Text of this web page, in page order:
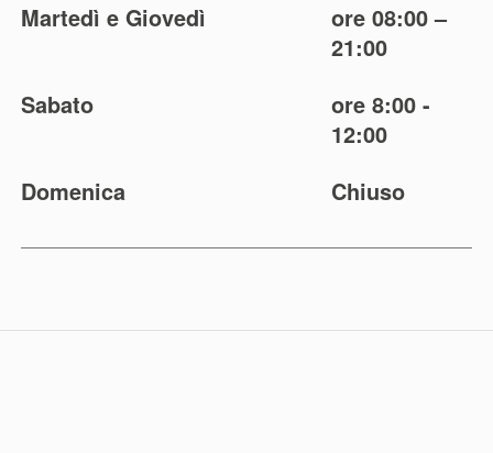
Martedì e Giovedì
ore 08:00 –
21:00
Sabato
ore 8:00 -
12:00
Domenica
Chiuso